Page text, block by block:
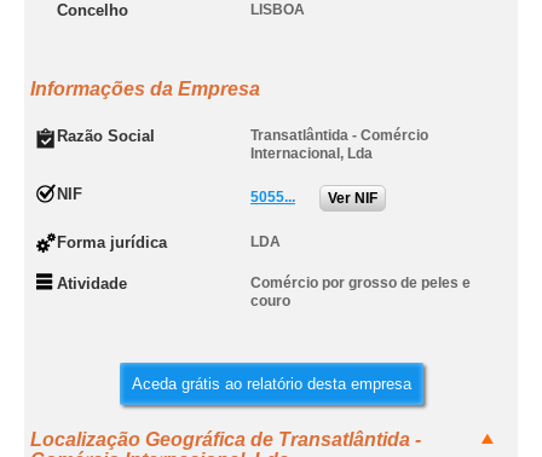
Concelho LISBOA
Informações da Empresa
Razão Social
Transatlântida - Comércio
Internacional, Lda
NIF 5055... Ver NIF
Forma jurídica LDA
Atividade
Comércio por grosso de peles e
couro
Aceda grátis ao relatório desta empresa
Localização Geográfica de Transatlântida -